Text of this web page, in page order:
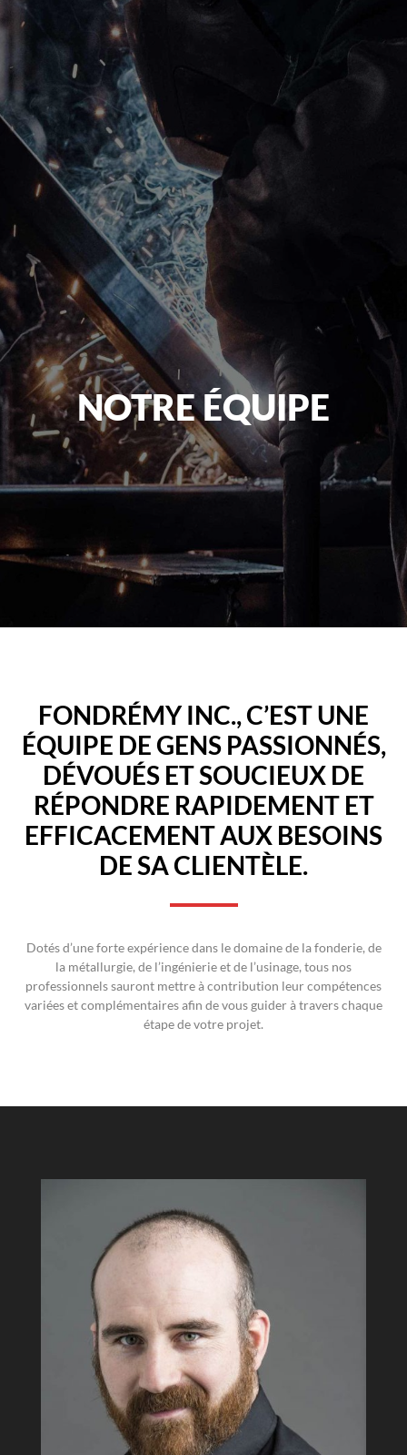
NOTRE ÉQUIPE
FONDRÉMY INC., C’EST UNE
ÉQUIPE DE GENS PASSIONNÉS,
DÉVOUÉS ET SOUCIEUX DE
RÉPONDRE RAPIDEMENT ET
EFFICACEMENT AUX BESOINS
DE SA CLIENTÈLE.
Dotés d’une forte expérience dans le domaine de la fonderie, de
la métallurgie, de l’ingénierie et de l’usinage, tous nos
professionnels sauront mettre à contribution leur compétences
variées et complémentaires afin de vous guider à travers chaque
étape de votre projet.